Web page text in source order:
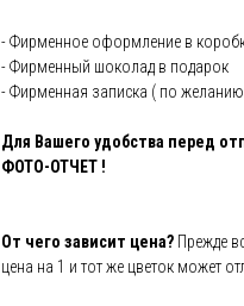
- Фирменное оформление в
- Фирменный шоколад в подарок
- Фирменная записка ( по
Для Вашего удобства перед
ФОТО-ОТЧЕТ !
От чего зависит цена? Прежде
цена на 1 и тот же цветок может